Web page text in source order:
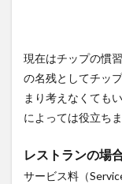
現在はチップの慣
の名残としてチッ
まり考えなくても
によっては役立ちま
レストランの場
サービス料（